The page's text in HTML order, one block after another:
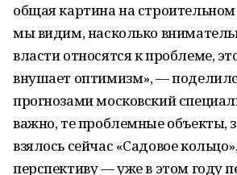
общая картина на
мы видим, насколько
власти относятся к проблеме,
внушает оптимизм», —
прогнозами московский
важно, те проблемные объекты,
взялось сейчас «Садовое
перспективу — уже в этом году